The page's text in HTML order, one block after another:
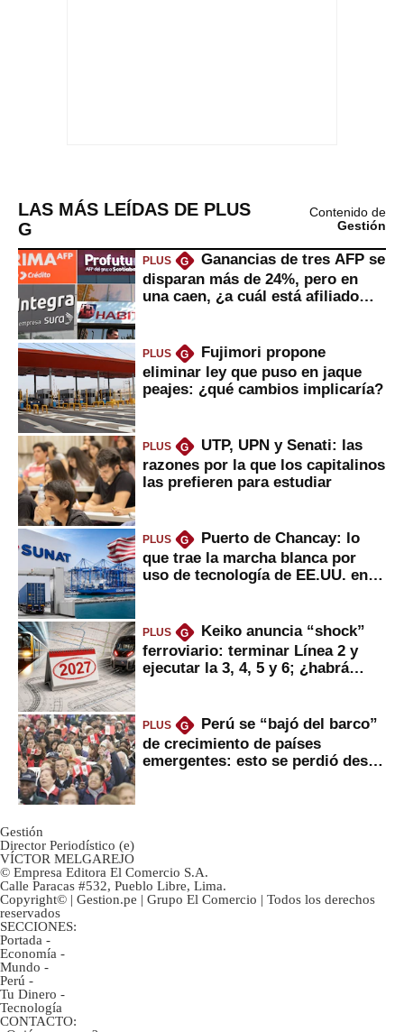
LAS MÁS LEÍDAS DE PLUS
G
Contenido de
Gestión
PLUS G
Ganancias de tres AFP se
disparan más de 24%, pero en
una caen, ¿a cuál está afiliado
PLUS G
Fujimori propone
eliminar ley que puso en jaque
peajes: ¿qué cambios implicaría?
PLUS G
UTP, UPN y Senati: las
razones por la que los capitalinos
las prefieren para estudiar
PLUS G
Puerto de Chancay: lo
que trae la marcha blanca por
uso de tecnología de EE.UU. en
PLUS G
Keiko anuncia “shock”
ferroviario: terminar Línea 2 y
ejecutar la 3, 4, 5 y 6; ¿habrá
PLUS G
Perú se “bajó del barco”
de crecimiento de países
emergentes: esto se perdió desde
Gestión
Director Periodístico (e)
VÍCTOR MELGAREJO
© Empresa Editora El Comercio S.A.
Calle Paracas #532, Pueblo Libre, Lima.
Copyright© | Gestion.pe | Grupo El Comercio | Todos los derechos
reservados
SECCIONES:
Portada -
Economía -
Mundo -
Perú -
Tu Dinero -
Tecnología
CONTACTO: